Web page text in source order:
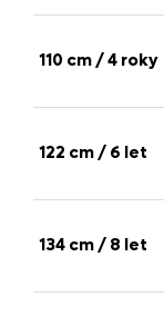
110 cm / 4 roky
122 cm / 6 let
134 cm / 8 let